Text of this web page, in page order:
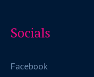
Socials
Facebook